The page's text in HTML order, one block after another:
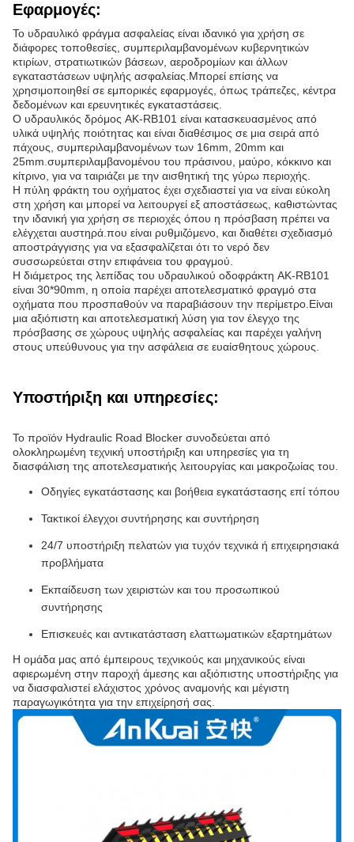
Εφαρμογές:
Το υδραυλικό φράγμα ασφαλείας είναι ιδανικό για χρήση σε
διάφορες τοποθεσίες, συμπεριλαμβανομένων κυβερνητικών
κτιρίων, στρατιωτικών βάσεων, αεροδρομίων και άλλων
εγκαταστάσεων υψηλής ασφαλείας.Μπορεί επίσης να
χρησιμοποιηθεί σε εμπορικές εφαρμογές, όπως τράπεζες, κέντρα
δεδομένων και ερευνητικές εγκαταστάσεις.
Ο υδραυλικός δρόμος AK-RB101 είναι κατασκευασμένος από
υλικά υψηλής ποιότητας και είναι διαθέσιμος σε μια σειρά από
πάχους, συμπεριλαμβανομένων των 16mm, 20mm και
25mm.συμπεριλαμβανομένου του πράσινου, μαύρο, κόκκινο και
κίτρινο, για να ταιριάζει με την αισθητική της γύρω περιοχής.
Η πύλη φράκτη του οχήματος έχει σχεδιαστεί για να είναι εύκολη
στη χρήση και μπορεί να λειτουργεί εξ αποστάσεως, καθιστώντας
την ιδανική για χρήση σε περιοχές όπου η πρόσβαση πρέπει να
ελέγχεται αυστηρά.που είναι ρυθμιζόμενο, και διαθέτει σχεδιασμό
αποστράγγισης για να εξασφαλίζεται ότι το νερό δεν
συσσωρεύεται στην επιφάνεια του φραγμού.
Η διάμετρος της λεπίδας του υδραυλικού οδοφράκτη AK-RB101
είναι 30*90mm, η οποία παρέχει αποτελεσματικό φραγμό στα
οχήματα που προσπαθούν να παραβιάσουν την περίμετρο.Είναι
μια αξιόπιστη και αποτελεσματική λύση για τον έλεγχο της
πρόσβασης σε χώρους υψηλής ασφαλείας και παρέχει γαλήνη
στους υπεύθυνους για την ασφάλεια σε ευαίσθητους χώρους.
Υποστήριξη και υπηρεσίες:
Το προϊόν Hydraulic Road Blocker συνοδεύεται από
ολοκληρωμένη τεχνική υποστήριξη και υπηρεσίες για τη
διασφάλιση της αποτελεσματικής λειτουργίας και μακροζωίας του.
Οδηγίες εγκατάστασης και βοήθεια εγκατάστασης επί τόπου
Τακτικοί έλεγχοι συντήρησης και συντήρηση
24/7 υποστήριξη πελατών για τυχόν τεχνικά ή επιχειρησιακά
προβλήματα
Εκπαίδευση των χειριστών και του προσωπικού
συντήρησης
Επισκευές και αντικατάσταση ελαττωματικών εξαρτημάτων
Η ομάδα μας από έμπειρους τεχνικούς και μηχανικούς είναι
αφιερωμένη στην παροχή άμεσης και αξιόπιστης υποστήριξης για
να διασφαλιστεί ελάχιστος χρόνος αναμονής και μέγιστη
παραγωγικότητα για την επιχείρησή σας.